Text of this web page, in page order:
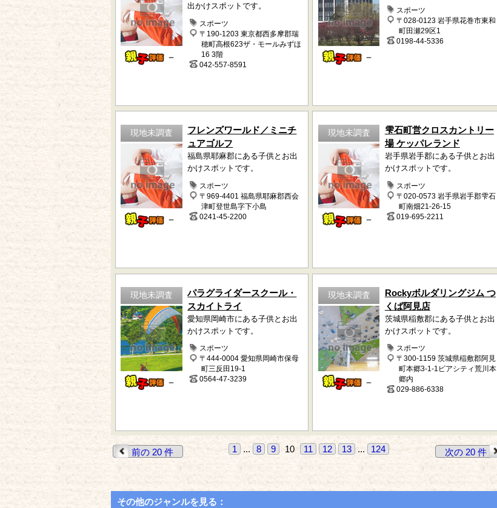
－
出かけスポットです。
スポーツ
〒190-1203 東京都西多摩郡瑞
穂町高根623ザ・モールみずほ
16 3階
042-557-8591
－
スポーツ
〒028-0123 岩手県花巻市東和
町田瀬29区1
0198-44-5336
現地未調査
－
フレンズワールド／ミニチ
ュアゴルフ
福島県耶麻郡にある子供とお出
かけスポットです。
スポーツ
〒969-4401 福島県耶麻郡西会
津町登世島字下小島
0241-45-2200
現地未調査
－
雫石町営クロスカントリー
場 ケッパレランド
岩手県岩手郡にある子供とお出
かけスポットです。
スポーツ
〒020-0573 岩手県岩手郡雫石
町南畑21-26-15
019-695-2211
現地未調査
－
パラグライダースクール・
スカイトライ
愛知県岡崎市にある子供とお出
かけスポットです。
スポーツ
〒444-0004 愛知県岡崎市保母
町三反田19-1
0564-47-3239
現地未調査
－
Rockyボルダリングジム つ
くば阿見店
茨城県稲敷郡にある子供とお出
かけスポットです。
スポーツ
〒300-1159 茨城県稲敷郡阿見
町本郷3-1-1ピアシティ荒川本
郷内
029-886-6338
前の 20 件 1 ... 8 9 10 11 12 13 ... 124 次の 20 件
その他のジャンルを見る：